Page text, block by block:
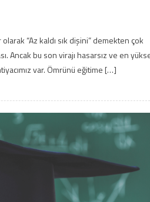
“Az kaldı sık dişini” demekten çok
Ancak bu son virajı hasarsız ve en
var. Ömrünü eğitime […]